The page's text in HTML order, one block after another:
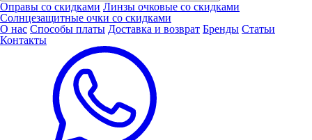
Оправы со скидками Линзы очковые со скидками
Солнцезащитные очки со скидками
О нас Способы платы Доставка и возврат Бренды Статьи
Контакты